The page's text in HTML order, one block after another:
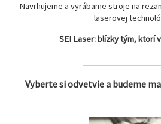
Navrhujeme a vyrábame stroje na
laserovej
SEI Laser: blízky tým, ktorí
Vyberte si odvetvie a budeme